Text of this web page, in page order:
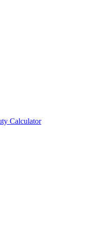
Calculator